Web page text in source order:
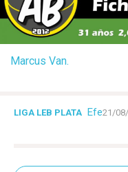
Marcus Van.
LIGA LEB PLATA Efe21/